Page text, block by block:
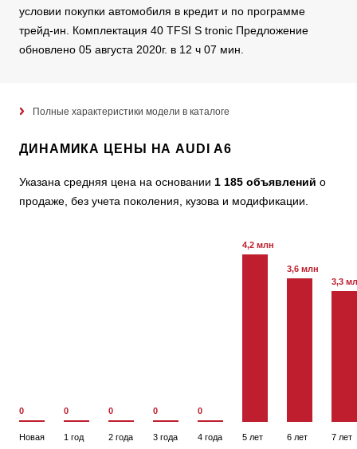
условии покупки автомобиля в кредит и по программе
трейд-ин. Комплектация 40 TFSI S tronic Предложение
обновлено 05 августа 2020г. в 12 ч 07 мин.
Полные характеристики модели в каталоге
ДИНАМИКА ЦЕНЫ НА AUDI A6
Указана средняя цена на основании 1 185 объявлений о
продаже, без учета поколения, кузова и модификации.
0
Новая
0
1 год
0
2 года
0
3 года
0
4 года
4,2 млн
5 лет
3,6 млн
6 лет
3,3
7 лет